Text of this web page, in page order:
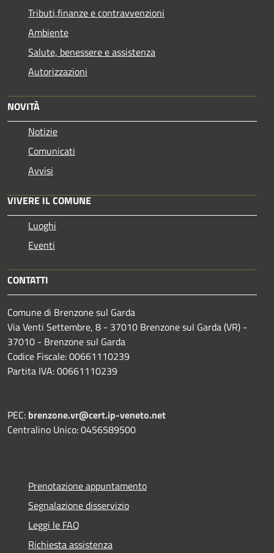
Tributi,finanze e contravvenzioni
Ambiente
Salute, benessere e assistenza
Autorizzazioni
NOVITÀ
Notizie
Comunicati
Avvisi
VIVERE IL COMUNE
Luoghi
Eventi
CONTATTI
Comune di Brenzone sul Garda
Via Venti Settembre, 8 - 37010 Brenzone sul Garda (VR) -
37010 - Brenzone sul Garda
Codice Fiscale: 00661110239
Partita IVA: 00661110239
PEC: brenzone.vr@cert.ip-veneto.net
Centralino Unico: 0456589500
Prenotazione appuntamento
Segnalazione disservizio
Leggi le FAQ
Richiesta assistenza